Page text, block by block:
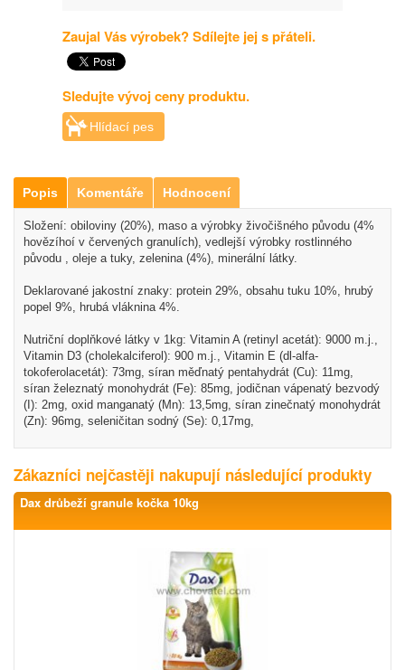
Zaujal Vás výrobek? Sdílejte jej s přáteli.
Sledujte vývoj ceny produktu.
Hlídací pes
Popis Komentáře Hodnocení
Složení: obiloviny (20%), maso a výrobky živočišného původu (4%
hovězíhoí v červených granulích), vedlejší výrobky rostlinného
původu , oleje a tuky, zelenina (4%), minerální látky.
Deklarované jakostní znaky: protein 29%, obsahu tuku 10%, hrubý
popel 9%, hrubá vláknina 4%.
Nutriční doplňkové látky v 1kg: Vitamin A (retinyl acetát): 9000 m.j.,
Vitamin D3 (cholekalciferol): 900 m.j., Vitamin E (dl-alfa-
tokoferolacetát): 73mg, síran měďnatý pentahydrát (Cu): 11mg,
síran železnatý monohydrát (Fe): 85mg, jodičnan vápenatý bezvodý
(I): 2mg, oxid manganatý (Mn): 13,5mg, síran zinečnatý monohydrát
(Zn): 96mg, seleničitan sodný (Se): 0,17mg,
Zákazníci nejčastěji nakupují následující produkty
Dax drůbeží granule kočka 10kg